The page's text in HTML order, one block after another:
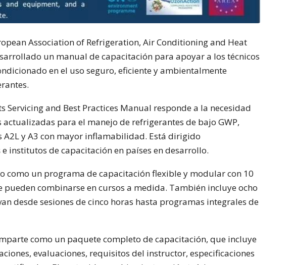
Association of Refrigeration, Air Conditioning and Heat
un manual de capacitación para apoyar a los técnicos
en el uso seguro, eficiente y ambientalmente
Servicing and Best Practices Manual responde a la necesidad
para el manejo de refrigerantes de bajo GWP,
y A3 con mayor inflamabilidad. Está dirigido
institutos de capacitación en países en desarrollo.
como un programa de capacitación flexible y modular con 10
combinarse en cursos a medida. También incluye ocho
desde sesiones de cinco horas hasta programas integrales de
como un paquete completo de capacitación, que incluye
evaluaciones, requisitos del instructor, especificaciones